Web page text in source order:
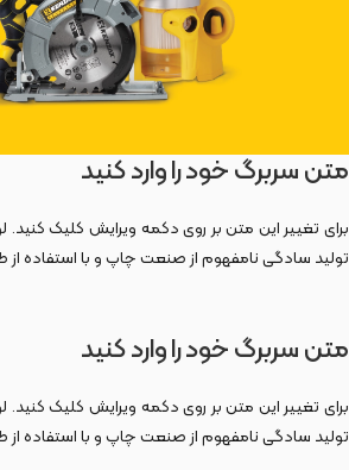
متن سربرگ خود را وارد کنید
برای تغییر این متن بر روی دکمه ویرایش کلیک
تولید سادگی نامفهوم از صنعت چاپ و با استفاده
متن سربرگ خود را وارد کنید
برای تغییر این متن بر روی دکمه ویرایش کلیک
تولید سادگی نامفهوم از صنعت چاپ و با استفاده